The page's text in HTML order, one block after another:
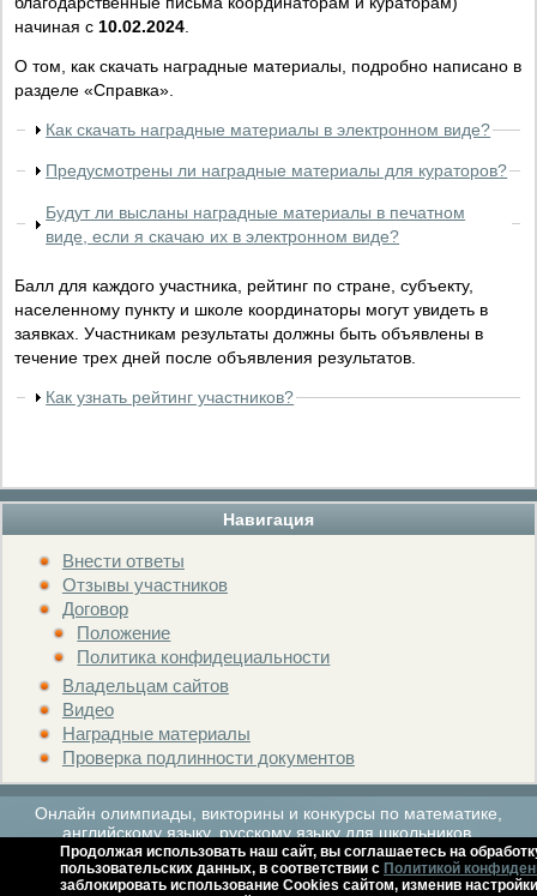
Навигация
Внести ответы
Отзывы участников
Договор
Положение
Политика конфидециальности
Владельцам сайтов
Видео
Наградные материалы
Проверка подлинности документов
начиная с 10.02.2024
О том, как скачать наградные материалы, подробно написано в
разделе «Справка».
Как скачать наградные материалы в электронном виде?
Предусмотрены ли наградные материалы для кураторов?
Будут ли высланы наградные материалы в печатном
виде, если я скачаю их в электронном виде?
Балл для каждого участника, рейтинг по стране, субъекту,
населенному пункту и школе координаторы могут увидеть в
заявках. Участникам результаты должны быть объявлены в
течение трех дней после объявления результатов.
Как узнать рейтинг участников?
Онлайн олимпиады, викторины и конкурсы по математике,
английскому языку, русскому языку для школьников.
Продолжая использовать наш сайт, вы соглашаетесь на
пользовательских данных, в соответствии с Политикой
заблокировать использование Cookies сайтом, изменив